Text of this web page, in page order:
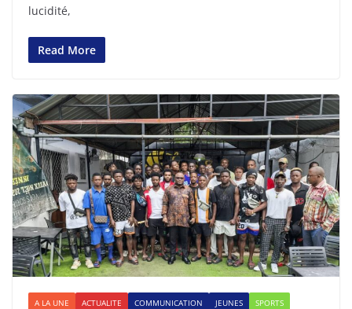
lucidité,
Read More
A LA UNE ACTUALITE COMMUNICATION JEUNES SPORTS